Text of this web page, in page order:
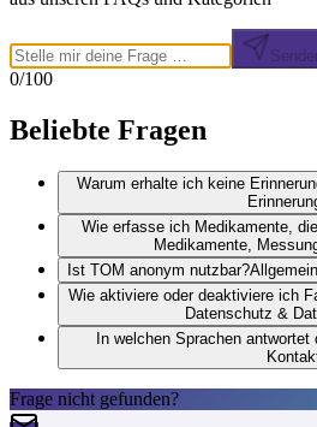
0/100
Beliebte Fragen
Warum erhalte ich keine
Wie erfasse ich Medikamente,
Medikamente,
Ist TOM anonym nutzbar?
Wie aktiviere oder deaktiviere ich
Datenschutz &
In welchen Sprachen antwortet
Frage nicht gefunden?